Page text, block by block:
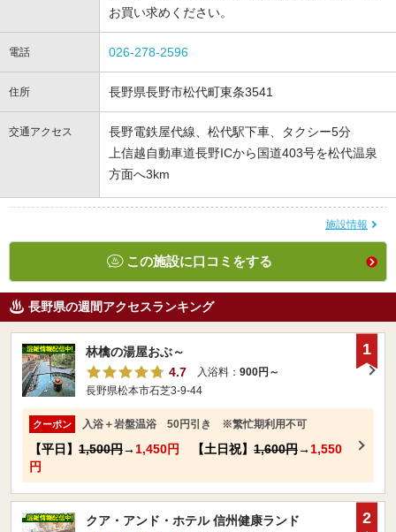
お買い求めください。
電話 026-278-2596
住所 長野県長野市松代町東条3541
交通アクセス
長野電鉄屋代線、松代駅下車、タクシー5分
上信越自動車道長野ICから国道403号を松代温泉
方面へ3km
施設情報
この施設に口コミをする
長野県の週間アクセスランキング
林檎の湯屋おぶ～
4.7
入浴料： 900円～
長野県松本市石芝3-9-44
クーポン 入浴＋岩盤温浴 50円引き ※繁忙期利用不可
【平日】 1,500円→ 1,450円 【土日祝】 1,600円→ 1,550
円
1
クア・アンド・ホテル 信州健康ランド
2